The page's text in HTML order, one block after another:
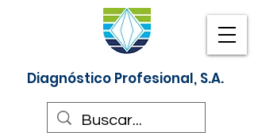
Diagnóstico Profesional, S.A.